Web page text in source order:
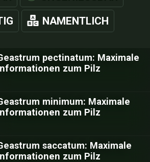
NAMENTLICH
pectinatum: Maximale
zum Pilz
minimum: Maximale
zum Pilz
saccatum: Maximale
zum Pilz